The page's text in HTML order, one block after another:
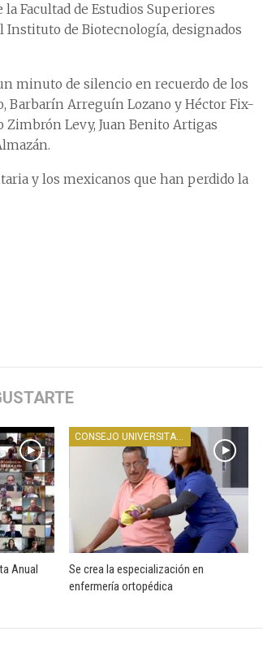
Facultad de Estudios Superiores
Instituto de Biotecnología, designados
minuto de silencio en recuerdo de los
Barbarín Arreguín Lozano y Héctor Fix-
Levy, Juan Benito Artigas
y los mexicanos que han perdido la
Anual
CONSEJO UNIVERSITARIO
Se crea la especialización en
enfermería ortopédica